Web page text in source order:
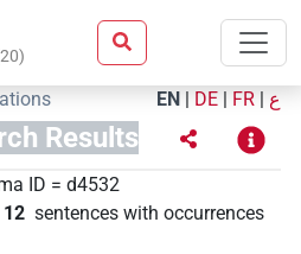
20)
EN | DE | FR | ع
Results
ID = d4532
12 sentences with occurrences